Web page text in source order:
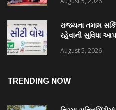
રાજ્યના તમામ
રહેવાની સુવિધા
August 5, 2026
TRENDING NOW